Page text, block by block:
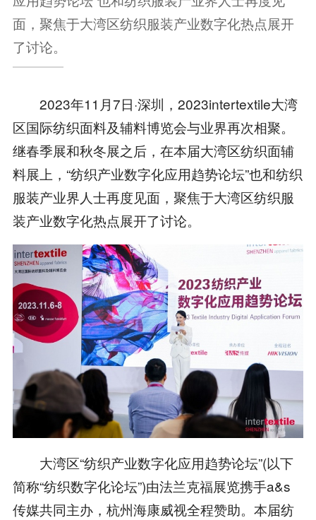
面，聚焦于大湾区纺织服装产业数字化热点展开
了讨论。
2023年11月7日·深圳，2023intertextile大湾
区国际纺织面料及辅料博览会与业界再次相聚。
继春季展和秋冬展之后，在本届大湾区纺织面辅
料展上，“纺织产业数字化应用趋势论坛”也和纺织
服装产业界人士再度见面，聚焦于大湾区纺织服
装产业数字化热点展开了讨论。
大湾区“纺织产业数字化应用趋势论坛”(以下
简称“纺织数字化论坛”)由法兰克福展览携手a&s
传媒共同主办，杭州海康威视全程赞助。本届纺